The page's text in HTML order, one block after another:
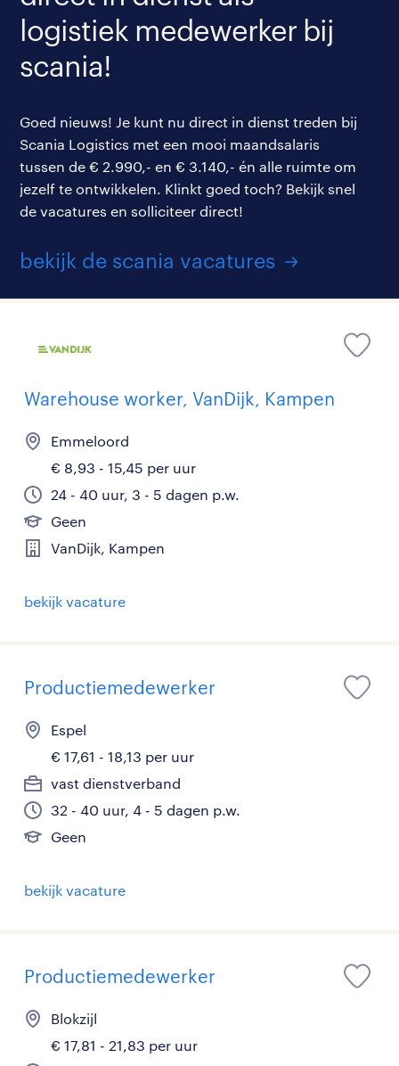
logistiek medewerker bij
scania!
Goed nieuws! Je kunt nu direct in dienst treden bij
Scania Logistics met een mooi maandsalaris
tussen de € 2.990,- en € 3.140,- én alle ruimte om
jezelf te ontwikkelen. Klinkt goed toch? Bekijk snel
de vacatures en solliciteer direct!
bekijk de scania vacatures
Warehouse worker, VanDijk, Kampen
Emmeloord
€ 8,93 - 15,45 per uur
24 - 40 uur, 3 - 5 dagen p.w.
Geen
VanDijk, Kampen
bekijk vacature
Productiemedewerker
Espel
€ 17,61 - 18,13 per uur
vast dienstverband
32 - 40 uur, 4 - 5 dagen p.w.
Geen
bekijk vacature
Productiemedewerker
Blokzijl
€ 17,81 - 21,83 per uur